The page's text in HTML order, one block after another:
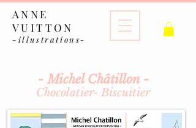
ANNE
VUITTON
-illustrations-
- Michel Châtillon -
Chocolatier- Biscuitier